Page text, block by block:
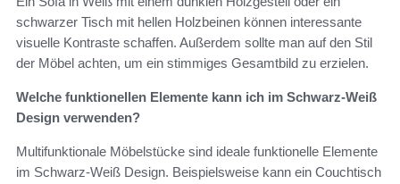
schwarzer Tisch mit hellen Holzbeinen können interessante
visuelle Kontraste schaffen. Außerdem sollte man auf den Stil
der Möbel achten, um ein stimmiges Gesamtbild zu erzielen.
Welche funktionellen Elemente kann ich im Schwarz-Weiß
Design verwenden?
Multifunktionale Möbelstücke sind ideale funktionelle Elemente
im Schwarz-Weiß Design. Beispielsweise kann ein Couchtisch